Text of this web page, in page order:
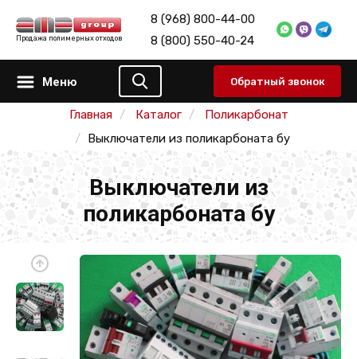
Продажа полимерных отходов
8 (968) 800-44-00
8 (800) 550-40-24
Меню Обратный звонок
Главная Каталог
Поликарбонат
Выключатели из поликарбоната бу
Выключатели из
поликарбоната бу